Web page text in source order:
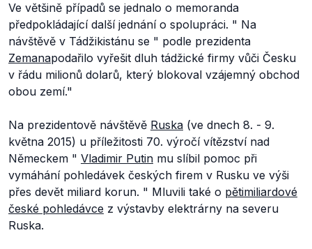
Ve většině případů se jednalo o memoranda
předpokládající další jednání o spolupráci. " Na
návštěvě v Tádžikistánu se " podle prezidenta
Zemanapodařilo vyřešit dluh tádžické firmy vůči Česku
v řádu milionů dolarů, který blokoval vzájemný obchod
obou zemí."
Na prezidentově návštěvě Ruska (ve dnech 8. - 9.
května 2015) u příležitosti 70. výročí vítězství nad
Německem " Vladimir Putin mu slíbil pomoc při
vymáhání pohledávek českých firem v Rusku ve výši
přes devět miliard korun. " Mluvili také o pětimiliardové
české pohledávce z výstavby elektrárny na severu
Ruska.